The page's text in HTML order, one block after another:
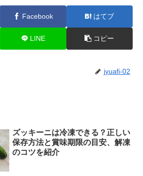
Facebook はてブ
LINE コピー
jyuafi-02
ズッキーニは冷凍できる？正しい
保存方法と賞味期限の目安、解凍
のコツを紹介